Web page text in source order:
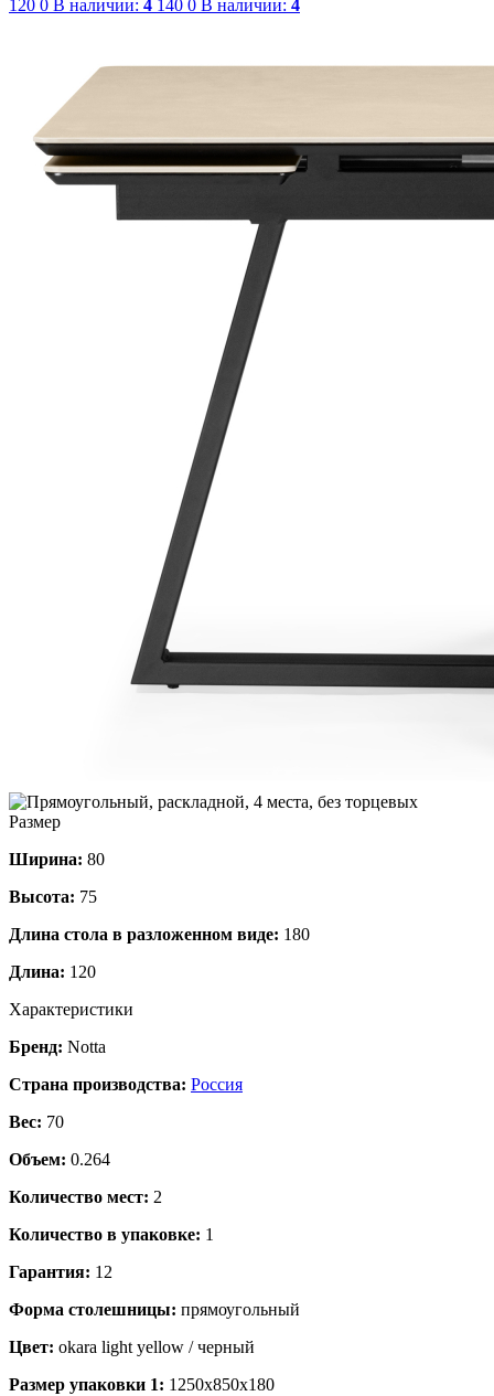
120 0 В наличии: 4 140 0 В наличии: 4
Размер
Ширина: 80
Высота: 75
Длина стола в разложенном виде: 180
Длина: 120
Характеристики
Бренд: Notta
Страна производства: Россия
Вес: 70
Объем: 0.264
Количество мест: 2
Количество в упаковке: 1
Гарантия: 12
Форма столешницы: прямоугольный
Цвет: okara light yellow / черный
Размер упаковки 1: 1250x850x180